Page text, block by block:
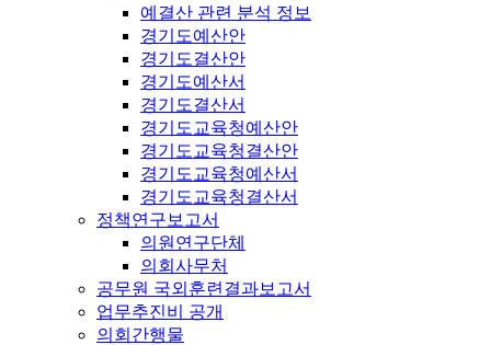
예결산 관련 분석 정보
경기도예산안
경기도결산안
경기도예산서
경기도결산서
경기도교육청예산안
경기도교육청결산안
경기도교육청예산서
경기도교육청결산서
정책연구보고서
의원연구단체
의회사무처
공무원 국외훈련결과보고서
업무추진비 공개
의회간행물